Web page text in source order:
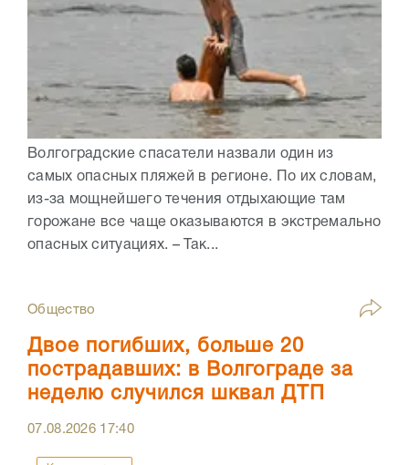
Волгоградские спасатели назвали один из
самых опасных пляжей в регионе. По их словам,
из-за мощнейшего течения отдыхающие там
горожане все чаще оказываются в экстремально
опасных ситуациях. – Так...
Общество
Двое погибших, больше 20
пострадавших: в Волгограде за
неделю случился шквал ДТП
07.08.2026 17:40